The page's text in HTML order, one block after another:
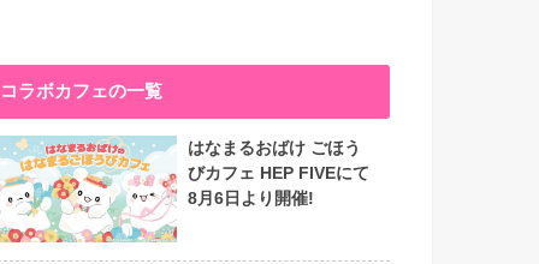
コラボカフェの一覧
はなまるおばけ ごほう
びカフェ HEP FIVEにて
8月6日より開催!